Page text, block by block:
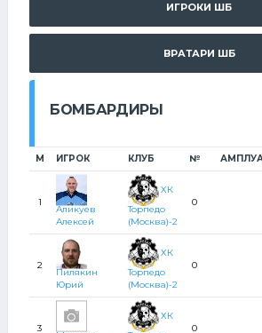
ИГРОКИ ШБ
ВРАТАРИ ШБ
БОМБАРДИРЫ
М ИГРОК КЛУБ №
1
Аликуев
Алексей
ХК
Торпедо
(Москва)-2
0
2
Пилякин
Юрий
ХК
Торпедо
(Москва)-2
0
3
ХК
0